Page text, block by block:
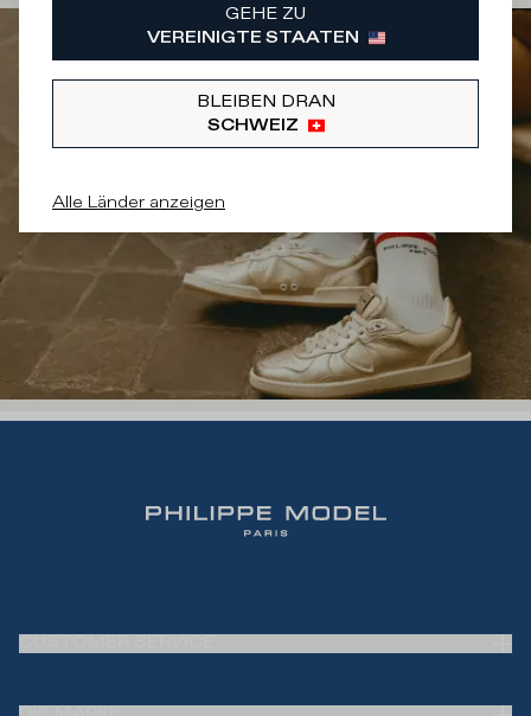
CUSTOMER SERVICE
GEHE ZU
VEREINIGTE STAATEN
BLEIBEN DRAN
SCHWEIZ
Alle Länder anzeigen